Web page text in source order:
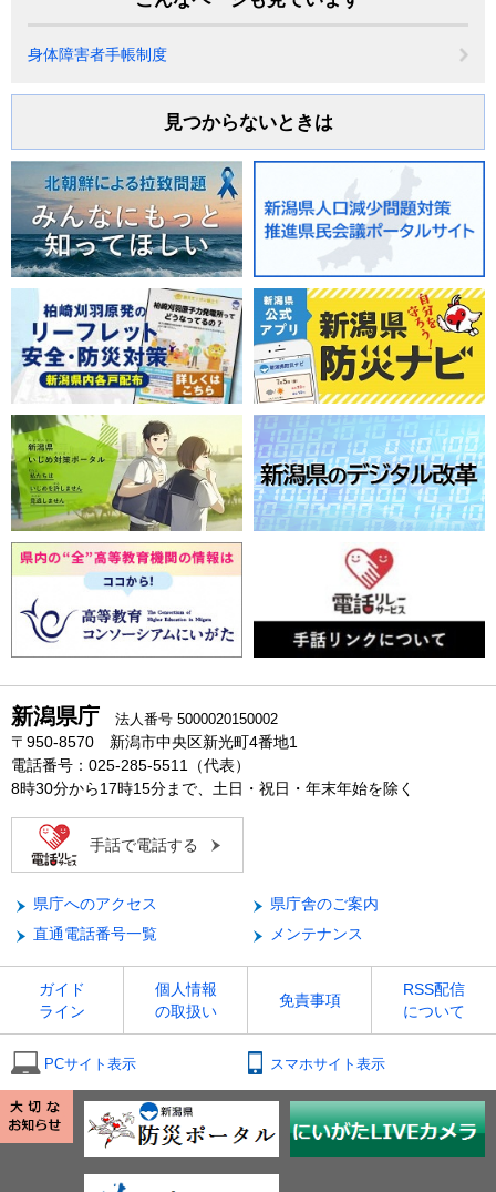
身体障害者手帳制度
見つからないときは
新潟県庁 法人番号 5000020150002
〒950-8570 新潟市中央区新光町4番地1
電話番号：025-285-5511（代表）
8時30分から17時15分まで、土日・祝日・年末年始を除く
手話で電話する
県庁へのアクセス
県庁舎のご案内
直通電話番号一覧
メンテナンス
ガイド
ライン
個人情報
の取扱い
免責事項
RSS配信
について
PCサイト表示 スマホサイト表示